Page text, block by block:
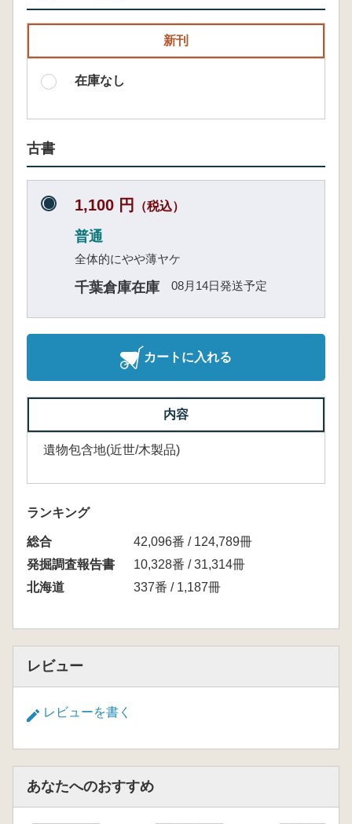
新刊
在庫なし
古書
1,100 円 （税込）
普通
全体的にやや薄ヤケ
千葉倉庫在庫 08月14日発送予定
カートに入れる
内容
遺物包含地(近世/木製品)
ランキング
総合
42,096番 / 124,789冊
発掘調査報告書
10,328番 / 31,314冊
北海道
337番 / 1,187冊
レビュー
レビューを書く
あなたへのおすすめ